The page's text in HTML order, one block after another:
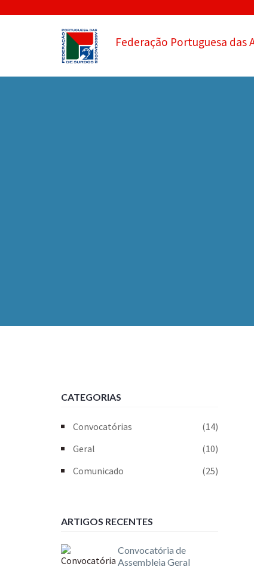
Federação Portuguesa das
CATEGORIAS
Convocatórias
(14)
Geral
(10)
Comunicado
(25)
ARTIGOS RECENTES
Convocatória de
Assembleia Geral